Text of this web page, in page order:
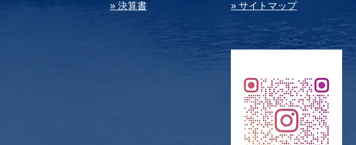
» 決算書
» サイトマップ